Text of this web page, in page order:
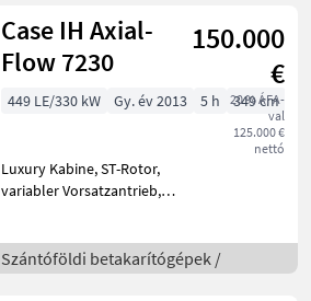
Ersatzfahrscheinwerfer +
Arbeitsschein
Case IH Axial-
Flow 7230
150.000
€
20 % ÁFA-
val
125.000 €
nettó
449 LE/330 kW Gy. év 2013 5 h 349 cm
Luxury Kabine, ST-Rotor,
variabler Vorsatzantrieb,
NEU Szalmarázók száma: 0
Szalmarázó, hidrosztatikus,
Szántóföldi betakarítógépek /